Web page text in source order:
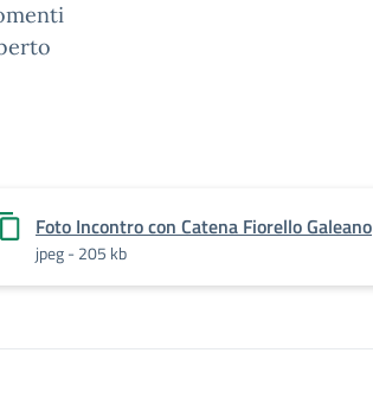
Foto Incontro con Catena Fiorello Galeano
jpeg - 205 kb